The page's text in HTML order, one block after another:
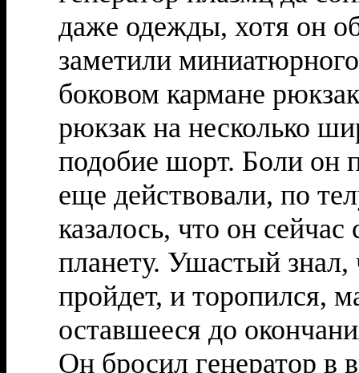
даже одежды, хотя он
заметили
боковом кармане
рюкзак на несколько
подобие шорт. Боли он
еще действовали, по
казалось, что он
планету. Ушастый знал,
пройдет, и торопился,
оставшееся до
Он бросил генератор в